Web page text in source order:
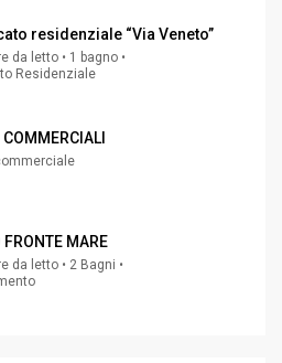
residenziale “Via Veneto”
da letto • 1 bagno •
Residenziale
COMMERCIALI
FRONTE MARE
da letto • 2 Bagni •